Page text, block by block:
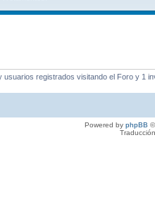
registrados visitando el Foro y 1
Powered by phpBB